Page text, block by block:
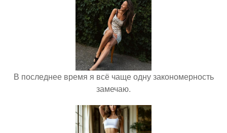
В последнее время я всё чаще одну закономерность
замечаю.